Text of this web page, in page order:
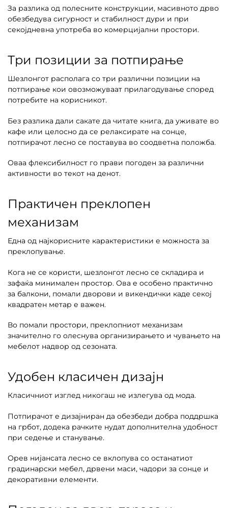
За разлика од полесните конструкции, масивното дрво
обезбедува сигурност и стабилност дури и при
секојдневна употреба во комерцијални простори.
Три позиции за потпирање
Шезлонгот располага со три различни позиции на
потпирање кои овозможуваат прилагодување според
потребите на корисникот.
Без разлика дали сакате да читате книга, да уживате во
кафе или целосно да се релаксирате на сонце,
потпирачот лесно се поставува во соодветна положба.
Оваа флексибилност го прави погоден за различни
активности во текот на денот.
Практичен преклопен
механизам
Една од најкорисните карактеристики е можноста за
преклопување.
Кога не се користи, шезлонгот лесно се складира и
зафаќа минимален простор. Ова е особено практично
за балкони, помали дворови и викендички каде секој
квадратен метар е важен.
Во помали простори, преклопниот механизам
значително го олеснува организирањето и чувањето на
мебелот надвор од сезоната.
Удобен класичен дизајн
Класичниот изглед никогаш не излегува од мода.
Потпирачот е дизајниран да обезбеди добра поддршка
на грбот, додека рачките нудат дополнителна удобност
при седење и станување.
Орев нијансата лесно се вклопува со останатиот
градинарски мебел, дрвени маси, чадори за сонце и
декоративни елементи.